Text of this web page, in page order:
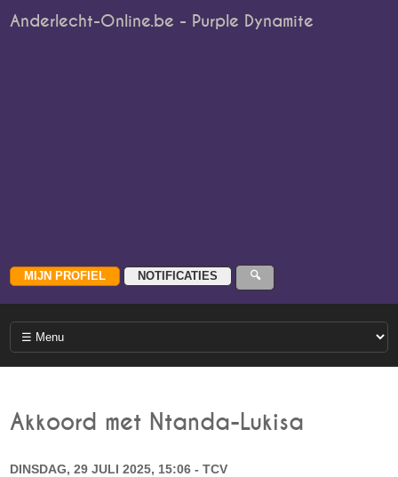
Anderlecht-Online.be - Purple Dynamite
Akkoord met Ntanda-Lukisa
DINSDAG, 29 JULI 2025, 15:06 - TCV